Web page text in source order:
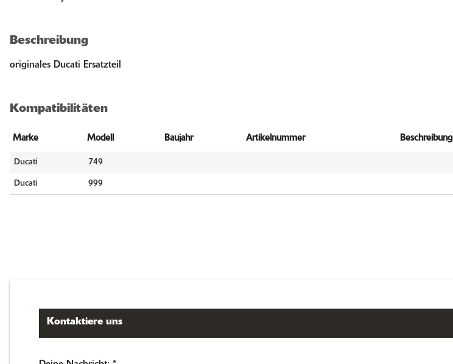
Beschreibung
originales Ducati Ersatzteil
Kompatibilitäten
Marke Modell Baujahr Artikelnummer Beschreibung
Ducati 749
Ducati 999
Kontaktiere uns